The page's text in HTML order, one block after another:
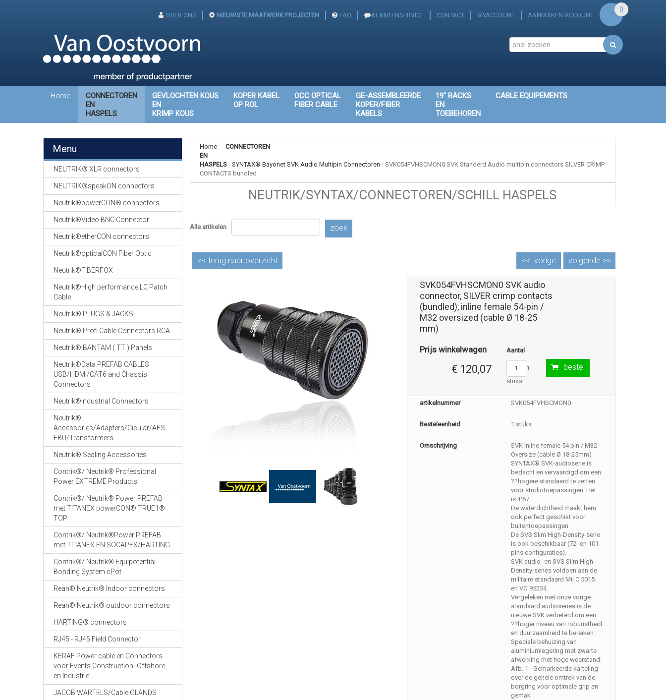
OVER ONS NIEUWSTE MAATWERK PROJECTEN FAQ KLANTENSERVICE CONTACT MYACCOUNT AANMAKEN ACCOUNT
0
Home
CONNECTOREN
EN
HASPELS
GEVLOCHTEN KOUS
EN
KRIMP KOUS
KOPER KABEL
OP ROL
OCC OPTICAL
FIBER CABLE
GE-ASSEMBLEERDE
KOPER/FIBER
KABELS
19" RACKS
EN
TOEBEHOREN
CABLE EQUIPEMENTS
Menu
NEUTRIK® XLR connectors
NEUTRIK®speakON connectors
Neutrik®powerCON® connectors
Neutrik®Video BNC Connector
Neutrik®etherCON connectors
Neutrik®opticalCON Fiber Optic
Neutrik®FIBERFOX
Neutrik®High performance LC Patch
Cable
Neutrik® PLUGS & JACKS
Neutrik® Profi Cable Connectors RCA
Neutrik® BANTAM ( TT ) Panels
Neutrik®Data PREFAB CABLES
USB/HDMI/CAT6 and Chassis
Connectors
Neutrik®Industrial Connectors
Neutrik®
Accessories/Adapters/Cicular/AES
EBU/Transformers
Neutrik® Sealing Accessories
Contrik®/ Neutrik® Professional
Power EXTREME Products
Contrik®/ Neutrik® Power PREFAB
met TITANEX powerCON® TRUE1®
TOP
Contrik®/ Neutrik®Power PREFAB
met TITANEX EN SOCAPEX/HARTING
Contrik®/ Neutrik® Equipotential
Bonding System cPot
Rean® Neutrik® Indoor connectors
Rean® Neutrik® outdoor connectors
HARTING® connectors
RJ45 - RJ45 Field Connector
KERAF Power cable en Connectors
voor Events Construction -Offshore
en Industrie
JACOB WARTELS/Cable GLANDS
Home - CONNECTOREN
EN
HASPELS- SYNTAX® Bayonet SVK Audio Multipin Connectoren - SVK054FVHSCMON0 SVK Standerd Audio multipin connectors SILVER CRIMP
CONTACTS bundled
NEUTRIK/SYNTAX/CONNECTOREN/SCHILL HASPELS
Alle artikelen zoek
<< terug naar overzicht volgende >>
<< vorige
SVK054FVHSCMON0 SVK audio
connector, SILVER crimp contacts
(bundled), inline female 54-pin /
M32 oversized (cable Ø 18-25
mm)
Prijs winkelwagen
€ 120,07
Aantal
1
stuks
bestel
artikelnummer SVK054FVHSCMON0
Besteleenheid 1 stuks
Omschrijving
SVK Inline female 54 pin / M32
Oversize (cable Ø 18-25mm) .
SYNTAX® SVK-audioserie is
bedacht en vervaardigd om een
??hogere standaard te zetten
voor studiotoepassingen. Het
is IP67
De waterdichtheid maakt hem
ook perfect geschikt voor
buitentoepassingen.
De SVS Slim High-Density-serie
is ook beschikbaar (72- en 101-
pins configuraties).
SVK audio- en SVS Slim High
Density-series voldoen aan de
militaire standaard Mil C 5015
en VG 95234.
Vergeleken met onze vorige
standaard audioseries is de
nieuwe SVK verbeterd om een
??hoger niveau van robuustheid
en duurzaamheid te bereiken.
Speciale behuizing van
aluminiumlegering met zwarte
afwerking met hoge weerstand.
Afb. 1 - Gemarkeerde karteling
over de gehele omtrek van de
borgring voor optimale grip en
gemak